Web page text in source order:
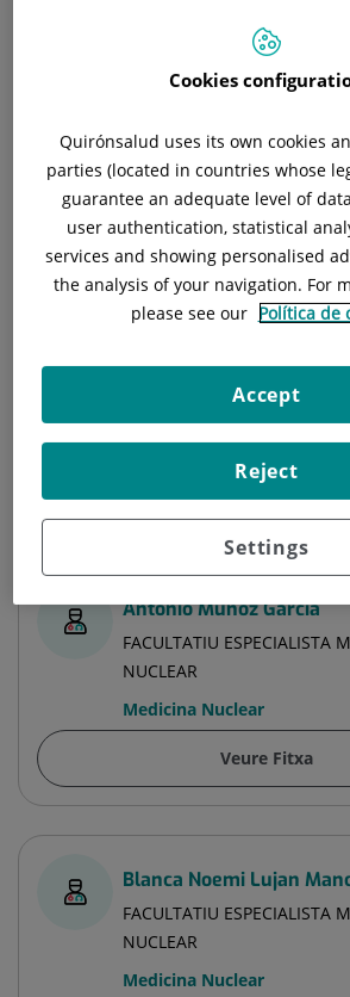
Equip mèdic
Cap de Servei
Salvador Mañe Herrero
FACULTATIU ESPECIALISTA
Medicina Nuclear
Veure Fitxa
Especialistes
Antonio Muñoz García
FACULTATIU ESPECIALISTA
NUCLEAR
Medicina Nuclear
Veure Fitxa
Blanca Noemi Lujan
FACULTATIU ESPECIALISTA
NUCLEAR
Medicina Nuclear
Cookies
Quirónsalud uses its own cookies
parties (located in countries whose
guarantee an adequate level of
user authentication, statistical
services and showing personalised
the analysis of your navigation. For
please see our Política de
Settings
Reject
Accept